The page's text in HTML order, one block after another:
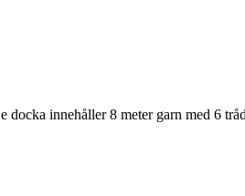
innehåller 8 meter garn med 6